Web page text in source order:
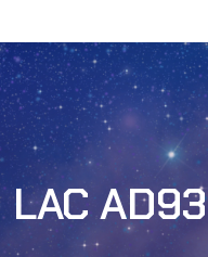
LAC AD93